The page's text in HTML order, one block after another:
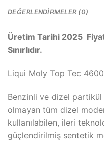
DEĞERLENDIRMELER (0)
Üretim Tarihi 2025
Sınırlıdır.
Liqui Moly Top Tec
Benzinli ve dizel
olmayan tüm dizel
kullanılabilen, ileri
güçlendirilmiş sentetik